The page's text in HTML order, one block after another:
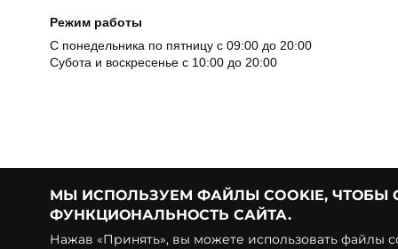
МЫ ИСПОЛЬЗУЕМ ФАЙЛЫ COOKIE,
ФУНКЦИОНАЛЬНОСТЬ САЙТА.
Нажав «Принять», вы можете использовать файлы
Режим работы
С понедельника по пятницу с 09:00 до 20:00
Субота и воскресенье с 10:00 до 20:00
© Pobedov | 2018 — 2026